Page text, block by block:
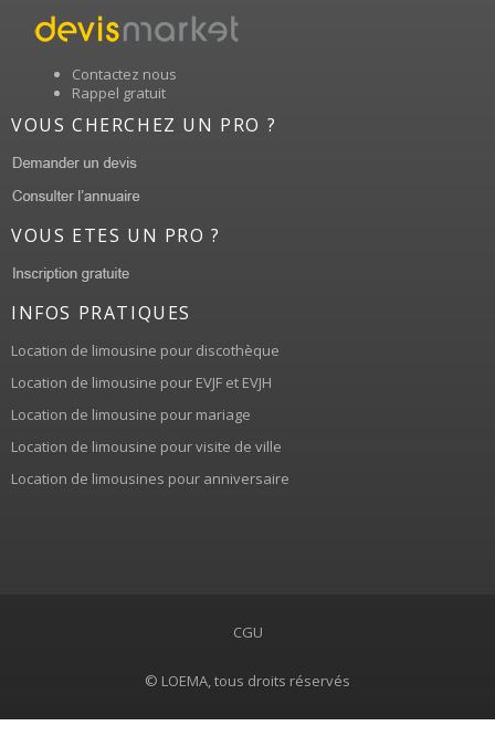
Contactez nous
Rappel gratuit
VOUS CHERCHEZ UN PRO ?
VOUS ETES UN PRO ?
INFOS PRATIQUES
Location de limousine pour discothèque
Location de limousine pour EVJF et EVJH
Location de limousine pour mariage
Location de limousine pour visite de ville
Location de limousines pour anniversaire
CGU
© LOEMA, tous droits réservés